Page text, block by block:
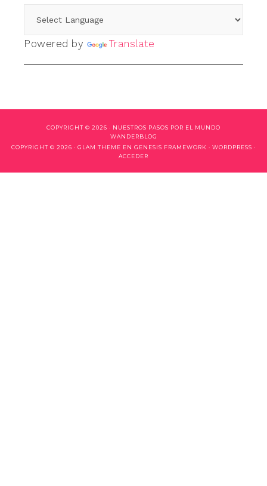
Powered by Translate
COPYRIGHT © 2026 · NUESTROS PASOS POR EL MUNDO
WANDERBLOG
COPYRIGHT © 2026 · GLAM THEME EN GENESIS FRAMEWORK · WORDPRESS ·
ACCEDER